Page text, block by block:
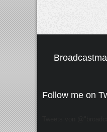
Follow me on